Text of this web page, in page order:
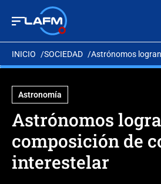
INICIO SOCIEDAD Astrónomos
Astronomía
Astrónomos
composición de
interestelar